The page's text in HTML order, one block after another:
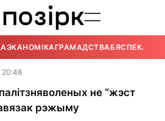
ЭКАНОМІКАГРАМАДСТВАБЯСПЕКА
20:48
не “жэст
рэжыму